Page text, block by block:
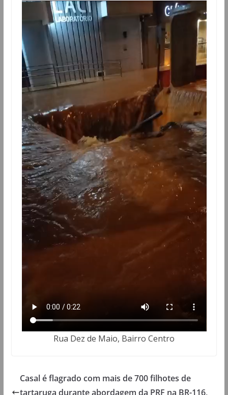
Rua Dez de Maio, Bairro Centro
Casal é flagrado com mais de 700 filhotes de
tartaruga durante abordagem da PRF na BR-116,